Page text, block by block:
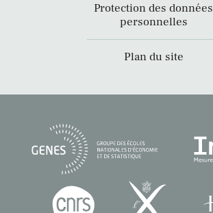
Protection des données
personnelles
Plan du site